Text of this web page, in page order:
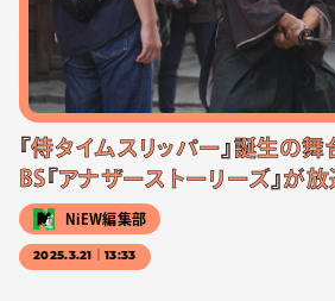
『侍タイムスリッパー』誕生の
BS『アナザーストーリーズ』が
NiEW編集部
2025.3.21｜13:33